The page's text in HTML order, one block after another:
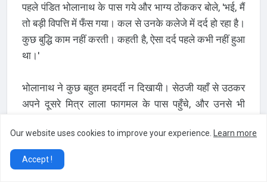
पहले पंडित भोलानाथ के पास गये और भाग्य ठोंककर बोले, 'भई, मैं
तो बड़ी विपत्ति में फँस गया। कल से उनके कलेजे में दर्द हो रहा है।
कुछ बुद्धि काम नहीं करती। कहती है, ऐसा दर्द पहले कभी नहीं हुआ
था।'
भोलानाथ ने कुछ बहुत हमदर्दी न दिखायी। सेठजी यहाँ से उठकर
अपने दूसरे मित्र लाला फागमल के पास पहुँचे, और उनसे भी
था। मुस्कराकर बोला, मुझे तो आपकी शरारत मालूम होती है।
सेठजी की बाँछें खिल गयीं। उन्होंने कहा, 'मैं अपना दु:ख सुना रहा हूँ
Our website uses cookies to improve your experience. Learn more
Accept !